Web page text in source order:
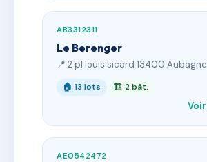
AB3312311
Le Berenger
📍 2 pl louis sicard 13400 Aubagne
🏠 13 lots 🏗 2 bât.
AE0542472